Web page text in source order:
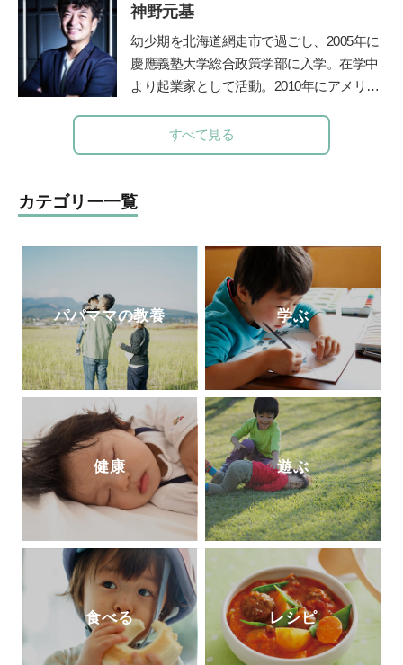
ラクター協会2級・1級・養成講座はこれま
で2500人が受講。
園や東京女子医科大学などで多数の臨床に
携わる傍ら、全国の保育園、幼稚園、学
校、児童相談所などで勉強会、講演会を40
年以上続けた。『子どもへのまなざし』
——相田みつをいのちのことば』『ひとり
親でも子どもは健全に育ちます』（小学
わたる臨床経験から著したこれら数多くの
育児書は、今も多くの母親たちの厚い信頼
神野元基
幼少期を北海道網走市で過ごし、2005年に
慶應義塾大学総合政策学部に入学。在学中
より起業家として活動。2010年にアメリカ
道に進む。子どもたちに「未来を生き抜く
力」を身につけて欲しいと、2012年東京の
より人工知能型教材「
はじめ、全国の学校や学習塾で利用されて
いる。人工知能型教材の開発の他、「未来
教育」も提供している。
すべて見る
カテゴリー一覧
パパママの教養 学ぶ
健康 遊ぶ
食べる レシピ